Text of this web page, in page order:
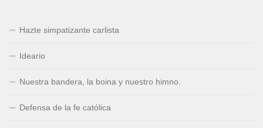
Hazte simpatizante carlista
Ideario
Nuestra bandera, la boina y nuestro himno.
Defensa de la fe católica